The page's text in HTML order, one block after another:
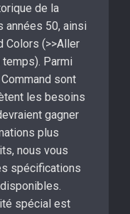
de la
années 50, ainsi
Colors (>>Aller
Parmi
sont
les besoins
gagner
plus
nous vous
spécifications
spécial est